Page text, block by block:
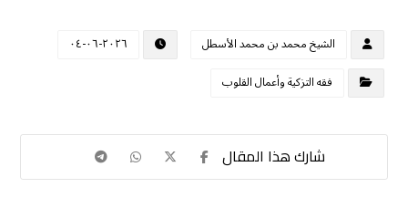
الشيخ محمد بن محمد الأسطل
٢٠٢٦-٠٦-٠٤
فقه التزكية وأعمال القلوب